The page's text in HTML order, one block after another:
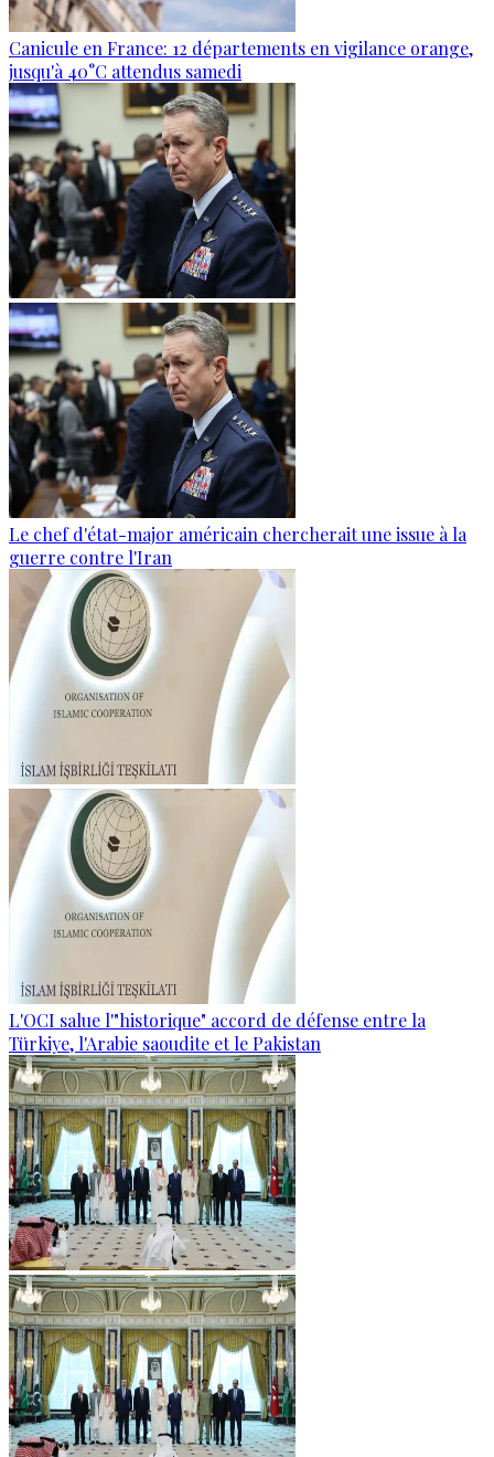
Canicule en France: 12 départements en vigilance orange,
jusqu'à 40°C attendus samedi
Le chef d'état-major américain chercherait une issue à la
guerre contre l'Iran
L'OCI salue l'"historique" accord de défense entre la
Türkiye, l'Arabie saoudite et le Pakistan